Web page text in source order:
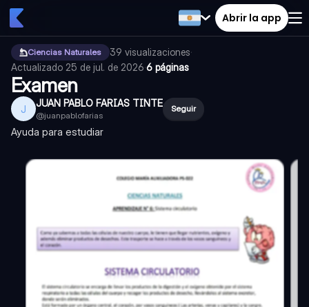
Abrir la app
Ciencias Naturales 39 visualizaciones·
Actualizado 25 de jul. de 2026·6 páginas
Examen
J JUAN PABLO FARIAS TINTE
@juanpablofarias
Seguir
Ayuda para estudiar